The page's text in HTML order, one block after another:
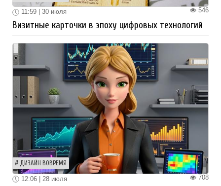
546
11:59 | 30 июля
Визитные карточки в эпоху цифровых технологий
ДИЗАЙН ВОВРЕМЯ
708
12:06 | 28 июля